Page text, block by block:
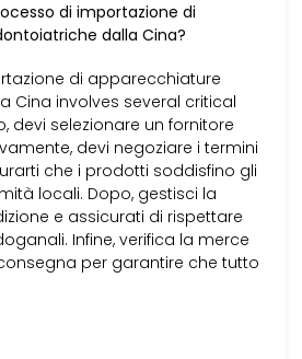
di importazione di
dalla Cina?
di apparecchiature
Cina involves several critical
devi selezionare un fornitore
devi negoziare i termini
che i prodotti soddisfino gli
locali. Dopo, gestisci la
e assicurati di rispettare
Infine, verifica la merce
per garantire che tutto